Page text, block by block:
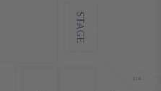
STAGE
114